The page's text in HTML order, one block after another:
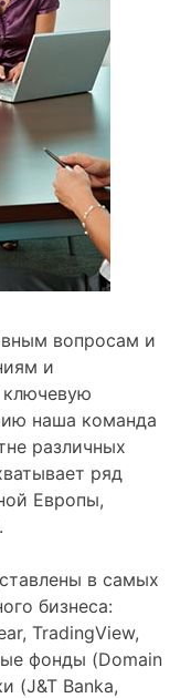
вопросам и
и
ключевую
наша команда
различных
ряд
Европы,
в самых
бизнеса:
TradingView,
фонды (Domain
(J&T Banka,